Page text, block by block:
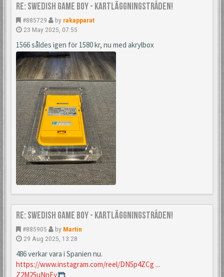
Re: Swedish Game Boy - Kartläggningstråden!
#885729 by rakapparat
23 May 2025, 07:55
1566 såldes igen för 1580 kr, nu med akrylbox
Re: Swedish Game Boy - Kartläggningstråden!
#885905 by Martin
29 Aug 2025, 13:28
486 verkar vara i Spanien nu.
https://www.instagram.com/reel/DN5p4ZCg ...
Z2M25uNnFy